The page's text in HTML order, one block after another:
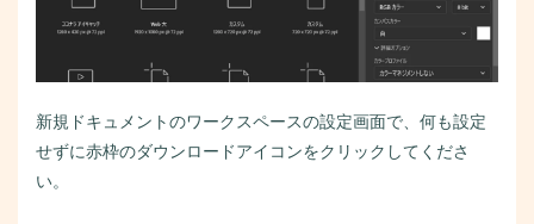
新規ドキュメントのワークスペースの設定画面で、何も設定
せずに赤枠のダウンロードアイコンをクリックしてくださ
い。